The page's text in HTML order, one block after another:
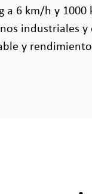
a 6 km/h y
industriales y
y